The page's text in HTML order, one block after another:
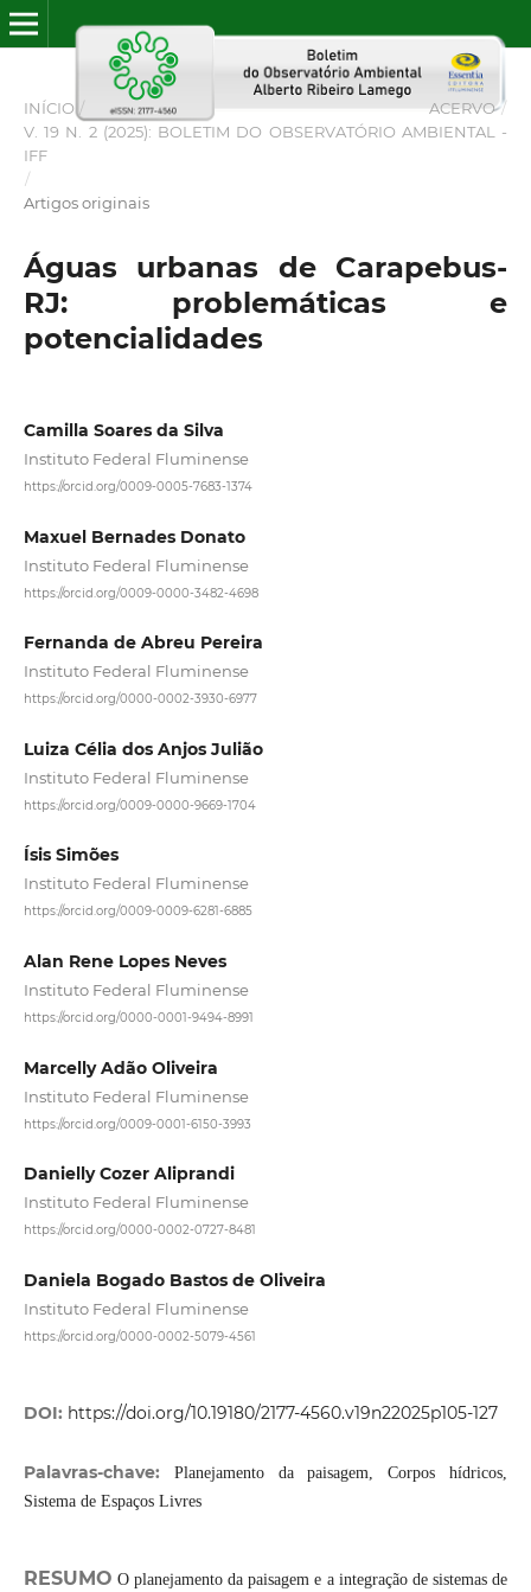
INÍCIO / ACERVO /
V. 19 N. 2 (2025): BOLETIM DO OBSERVATÓRIO AMBIENTAL -
IFF
/
Artigos originais
Águas urbanas de Carapebus-
RJ: problemáticas e
potencialidades
Camilla Soares da Silva
Instituto Federal Fluminense
https://orcid.org/0009-0005-7683-1374
Maxuel Bernades Donato
Instituto Federal Fluminense
https://orcid.org/0009-0000-3482-4698
Fernanda de Abreu Pereira
Instituto Federal Fluminense
https://orcid.org/0000-0002-3930-6977
Luiza Célia dos Anjos Julião
Instituto Federal Fluminense
https://orcid.org/0009-0000-9669-1704
Ísis Simões
Instituto Federal Fluminense
https://orcid.org/0009-0009-6281-6885
Alan Rene Lopes Neves
Instituto Federal Fluminense
https://orcid.org/0000-0001-9494-8991
Marcelly Adão Oliveira
Instituto Federal Fluminense
https://orcid.org/0009-0001-6150-3993
Danielly Cozer Aliprandi
Instituto Federal Fluminense
https://orcid.org/0000-0002-0727-8481
Daniela Bogado Bastos de Oliveira
Instituto Federal Fluminense
https://orcid.org/0000-0002-5079-4561
DOI: https://doi.org/10.19180/2177-4560.v19n22025p105-127
Palavras-chave:
Planejamento da paisagem, Corpos hídricos,
Sistema de Espaços Livres
RESUMO O planejamento da paisagem e a integração de sistemas de